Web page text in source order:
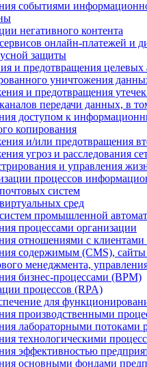
событиями
негативного контента
онлайн-платежей и
защиты
и предотвращения целевых
уничтожения
и предотвращения
передачи данных, в
доступом к
копирования
и/или предотвращения
угроз и расследования
и управления
процессов
систем
сред
промышленной
процессами организации
отношениями с
содержимым (CMS),
менеджмента,
бизнес-процессами (BPM)
процессов (RPA)
для
производственными
лабораторными потоками
технологическими
эффективностью
основными фондами